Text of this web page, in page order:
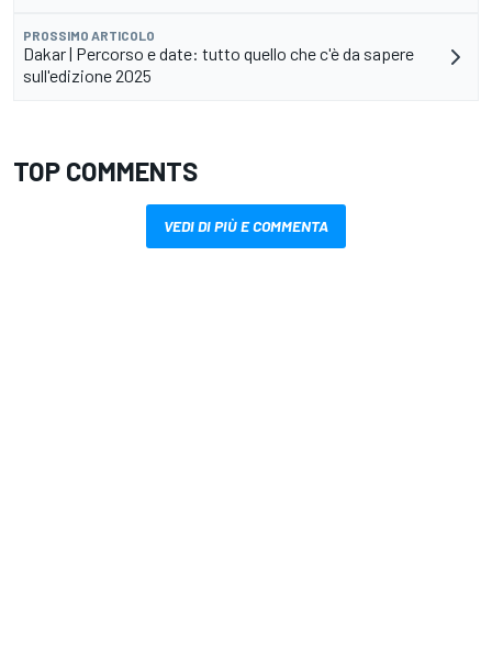
PROSSIMO ARTICOLO
Dakar | Percorso e date: tutto quello che c'è da sapere
sull'edizione 2025
TOP COMMENTS
VEDI DI PIÙ E COMMENTA